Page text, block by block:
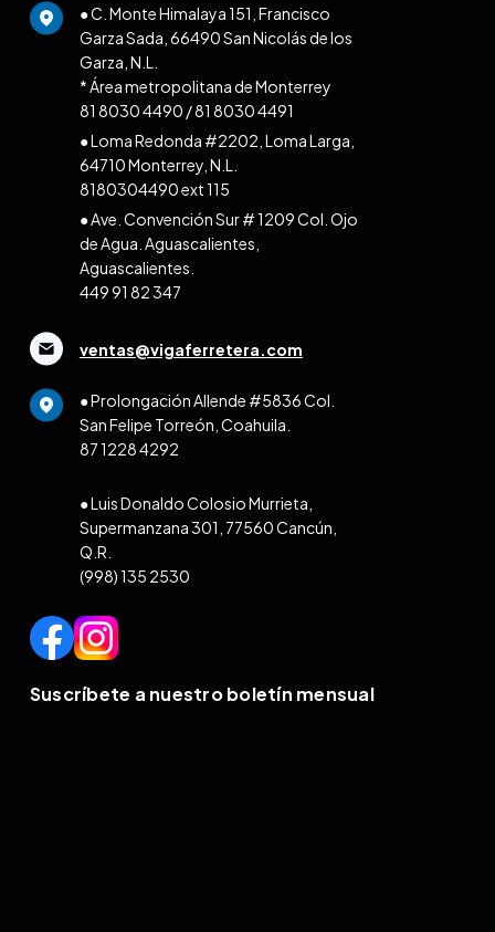
● C. Monte Himalaya 151, Francisco
Garza Sada, 66490 San Nicolás de los
Garza, N.L.
* Área metropolitana de Monterrey
81 8030 4490 /81 8030 4491
● Loma Redonda #2202, Loma Larga,
64710 Monterrey, N.L.
8180304490 ext 115
● Ave. Convención Sur # 1209 Col. Ojo
de Agua. Aguascalientes,
Aguascalientes.
449 91 82 347
ventas@vigaferretera.com
● Prolongación Allende #5836 Col.
San Felipe Torreón, Coahuila.
87 1228 4292
● Luis Donaldo Colosio Murrieta,
Supermanzana 301, 77560 Cancún,
Q.R.
(998) 135 2530
Suscríbete a nuestro boletín mensual